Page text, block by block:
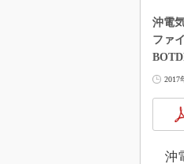
沖電
ファ
2017
沖